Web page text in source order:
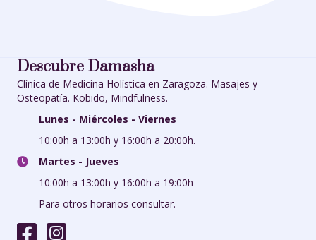
Descubre Damasha
Clínica de Medicina Holística en Zaragoza. Masajes y
Osteopatía. Kobido, Mindfulness.
Lunes - Miércoles - Viernes
10:00h a 13:00h y 16:00h a 20:00h.
Martes - Jueves
10:00h a 13:00h y 16:00h a 19:00h
Para otros horarios consultar.